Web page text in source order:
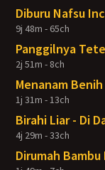
Diburu Nafsu
9j 48m - 65ch
Panggilnya
2j 51m - 8ch
Menanam
1j 31m - 13ch
Birahi Liar - Di
4j 29m - 33ch
Dirumah